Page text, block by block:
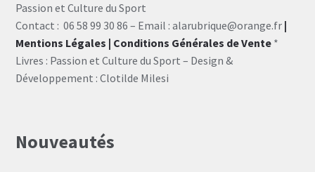
Passion et Culture du Sport
Contact : 06 58 99 30 86 – Email : alarubrique@orange.fr |
Mentions Légales | Conditions Générales de Vente *
Livres : Passion et Culture du Sport – Design &
Développement : Clotilde Milesi
Nouveautés